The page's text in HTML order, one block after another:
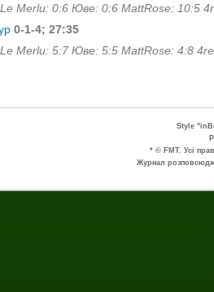
Le Merlu: 0:6 Юве: 0:6 MattRose: 10:5
0-1-4; 27:35
Le Merlu: 5:7 Юве: 5:5 MattRose: 4:8
Style
* © FMT. Усі
Журнал